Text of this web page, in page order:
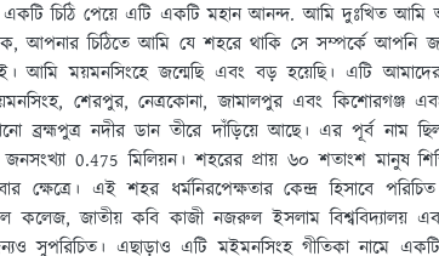
চিঠি পেয়ে এটি একটি মহান আনন্দ. আমি দুঃখিত আমি
আপনার চিঠিতে আমি যে শহরে থাকি সে সম্পর্কে
আমি ময়মনসিংহে জন্মেছি এবং বড় হয়েছি। এটি
শেরপুর, নেত্রকোনা, জামালপুর এবং কিশোরগঞ্জ
ব্রহ্মপুত্র নদীর ডান তীরে দাঁড়িয়ে আছে। এর পূর্ব নাম
0.475 মিলিয়ন। শহরের প্রায় ৬০ শতাংশ মানুষ
ক্ষেত্রে। এই শহর ধর্মনিরপেক্ষতার কেন্দ্র হিসাবে
কলেজ, জাতীয় কবি কাজী নজরুল ইসলাম বিশ্ববিদ্যালয়
জন্যও সুপরিচিত। এছাড়াও এটি মইমনসিংহ গীতিকা নামে